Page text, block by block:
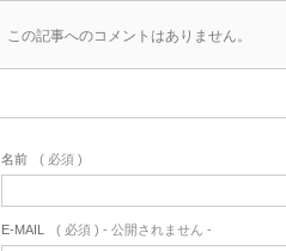
この記事へのコメントはありません。
名前 ( 必須 )
E-MAIL ( 必須 ) - 公開されません -